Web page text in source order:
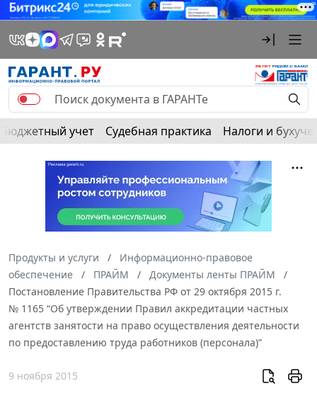
Бюджетный учет Судебная практика Налоги и
Продукты и услуги
Информационно-правовое
обеспечение
ПРАЙМ
Документы ленты ПРАЙМ
Постановление Правительства РФ от 29 октября 2015 г.
№ 1165 “Об утверждении Правил аккредитации частных
агентств занятости на право осуществления деятельности
по предоставлению труда работников (персонала)”
9 ноября 2015